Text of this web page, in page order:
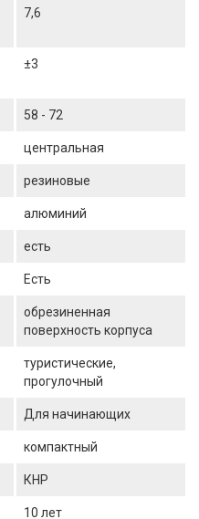
7,6
±3
58 - 72
центральная
резиновые
алюминий
есть
Есть
обрезиненная
поверхность корпуса
туристические,
прогулочный
Для начинающих
компактный
КНР
10 лет